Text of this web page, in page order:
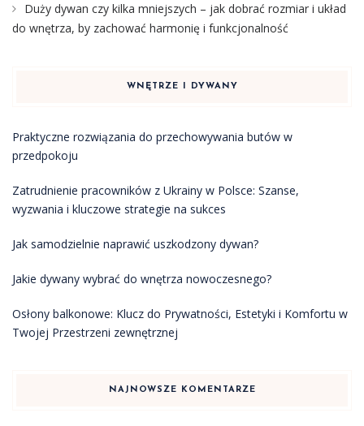
Duży dywan czy kilka mniejszych – jak dobrać rozmiar i układ
do wnętrza, by zachować harmonię i funkcjonalność
WNĘTRZE I DYWANY
Praktyczne rozwiązania do przechowywania butów w
przedpokoju
Zatrudnienie pracowników z Ukrainy w Polsce: Szanse,
wyzwania i kluczowe strategie na sukces
Jak samodzielnie naprawić uszkodzony dywan?
Jakie dywany wybrać do wnętrza nowoczesnego?
Osłony balkonowe: Klucz do Prywatności, Estetyki i Komfortu w
Twojej Przestrzeni zewnętrznej
NAJNOWSZE KOMENTARZE